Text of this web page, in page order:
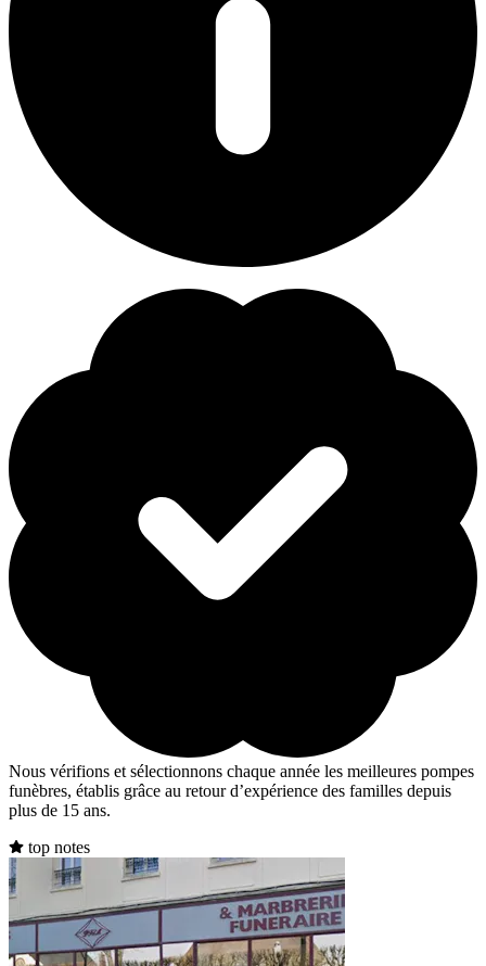
Nous vérifions et sélectionnons chaque année les meilleures pompes
funèbres, établis grâce au retour d’expérience des familles depuis
plus de 15 ans.
top notes